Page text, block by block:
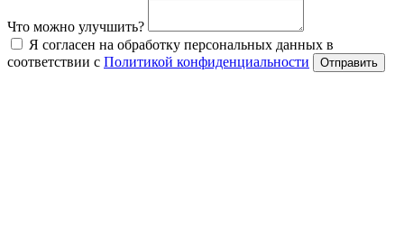
Что можно улучшить?
Я согласен на обработку персональных данных в
соответствии с Политикой конфиденциальности Отправить